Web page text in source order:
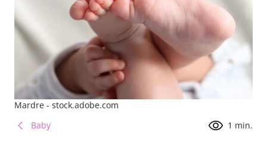
Mardre - stock.adobe.com
Baby
1 min.